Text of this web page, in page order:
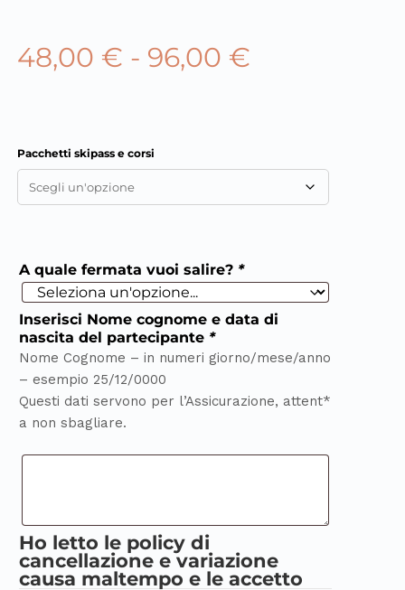
48,00 € - 96,00 €
Pacchetti skipass e corsi
A quale fermata vuoi salire? *
Inserisci Nome cognome e data di
nascita del partecipante *
Nome Cognome – in numeri giorno/mese/anno
– esempio 25/12/0000
Questi dati servono per l’Assicurazione, attent*
a non sbagliare.
Ho letto le policy di
cancellazione e variazione
causa maltempo e le accetto